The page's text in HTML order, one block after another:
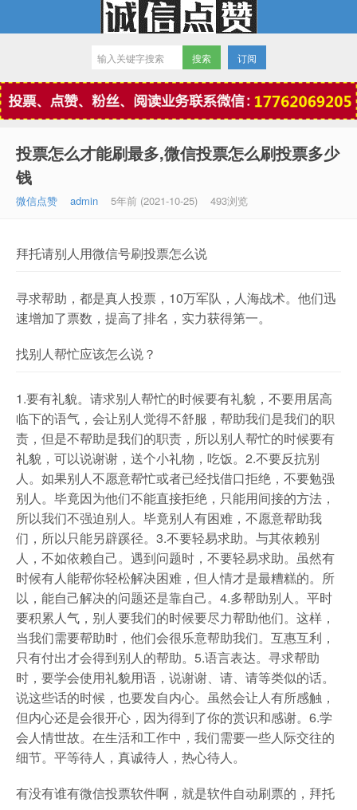
微信点赞
订阅
投票怎么才能刷最多,微信投票怎么刷投票多少
钱
微信点赞 admin 5年前 (2021-10-25) 493浏览
拜托请别人用微信号刷投票怎么说
寻求帮助，都是真人投票，10万军队，人海战术。他们迅
速增加了票数，提高了排名，实力获得第一。
找别人帮忙应该怎么说？
1.要有礼貌。请求别人帮忙的时候要有礼貌，不要用居高
临下的语气，会让别人觉得不舒服，帮助我们是我们的职
责，但是不帮助是我们的职责，所以别人帮忙的时候要有
礼貌，可以说谢谢，送个小礼物，吃饭。2.不要反抗别
人。如果别人不愿意帮忙或者已经找借口拒绝，不要勉强
别人。毕竟因为他们不能直接拒绝，只能用间接的方法，
所以我们不强迫别人。毕竟别人有困难，不愿意帮助我
们，所以只能另辟蹊径。3.不要轻易求助。与其依赖别
人，不如依赖自己。遇到问题时，不要轻易求助。虽然有
时候有人能帮你轻松解决困难，但人情才是最糟糕的。所
以，能自己解决的问题还是靠自己。4.多帮助别人。平时
要积累人气，别人要我们的时候要尽力帮助他们。这样，
当我们需要帮助时，他们会很乐意帮助我们。互惠互利，
只有付出才会得到别人的帮助。5.语言表达。寻求帮助
时，要学会使用礼貌用语，说谢谢、请、请等类似的话。
说这些话的时候，也要发自内心。虽然会让人有所感触，
但内心还是会很开心，因为得到了你的赏识和感谢。6.学
会人情世故。在生活和工作中，我们需要一些人际交往的
细节。平等待人，真诚待人，热心待人。
有没有谁有微信投票软件啊，就是软件自动刷票的，拜托